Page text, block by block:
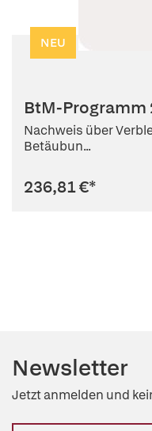
NEU
BtM-Programm
Nachweis über
Betäubun...
236,81 €*
Newsletter
Jetzt anmelden und